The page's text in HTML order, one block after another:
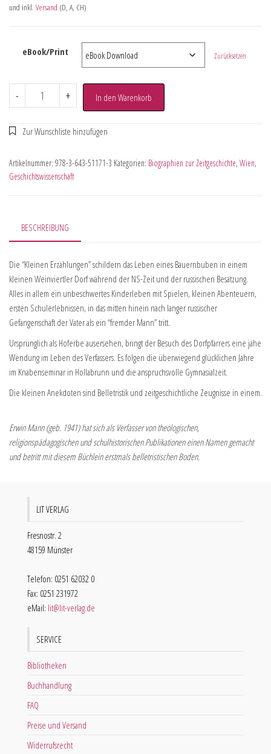
und inkl. Versand (D, A, CH)
eBook/Print Zurücksetzen
- + In den Warenkorb
Artikelnummer: 978-3-643-51171-3 Kategorien: Biographien zur Zeitgeschichte, Wien,
Geschichtswissenschaft
BESCHREIBUNG
Die “Kleinen Erzählungen” schildern das Leben eines Bauernbuben in einem
kleinen Weinviertler Dorf während der NS-Zeit und der russischen Besatzung.
Alles in allem ein unbeschwertes Kinderleben mit Spielen, kleinen Abenteuern,
ersten Schulerlebnissen, in das mitten hinein nach langer russischer
Gefangenschaft der Vater als ein “fremder Mann” tritt.
Ursprünglich als Hoferbe ausersehen, bringt der Besuch des Dorfpfarrers eine jähe
Wendung im Leben des Verfassers. Es folgen die überwiegend glücklichen Jahre
im Knabenseminar in Hollabrunn und die anspruchsvolle Gymnasialzeit.
Die kleinen Anekdoten sind Belletristik und zeitgeschichtliche Zeugnisse in einem.
Erwin Mann (geb. 1941) hat sich als Verfasser von theologischen,
religionspädagogischen und schulhistorischen Publikationen einen Namen gemacht
und betritt mit diesem Büchlein erstmals belletristischen Boden.
LIT VERLAG
Fresnostr. 2
48159 Münster
Telefon: 0251 62032 0
Fax: 0251 231972
eMail: lit@lit-verlag.de
SERVICE
Bibliotheken
Buchhandlung
FAQ
Preise und Versand
Widerrufsrecht